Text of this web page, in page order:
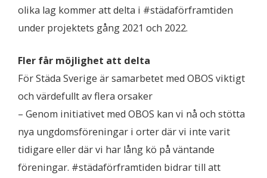
olika lag kommer att delta i #städaförframtiden
under projektets gång 2021 och 2022.
Fler får möjlighet att delta
För Städa Sverige är samarbetet med OBOS viktigt
och värdefullt av flera orsaker
– Genom initiativet med OBOS kan vi nå och stötta
nya ungdomsföreningar i orter där vi inte varit
tidigare eller där vi har lång kö på väntande
föreningar. #städaförframtiden bidrar till att